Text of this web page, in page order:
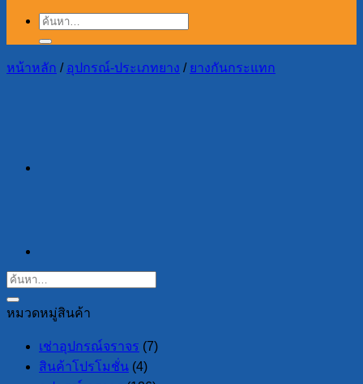
ค้นหา:
หน้าหลัก / อุปกรณ์-ประเภทยาง / ยางกันกระแทก
หมวดหมู่สินค้า
เช่าอุปกรณ์จราจร (7)
สินค้าโปรโมชั่น (4)